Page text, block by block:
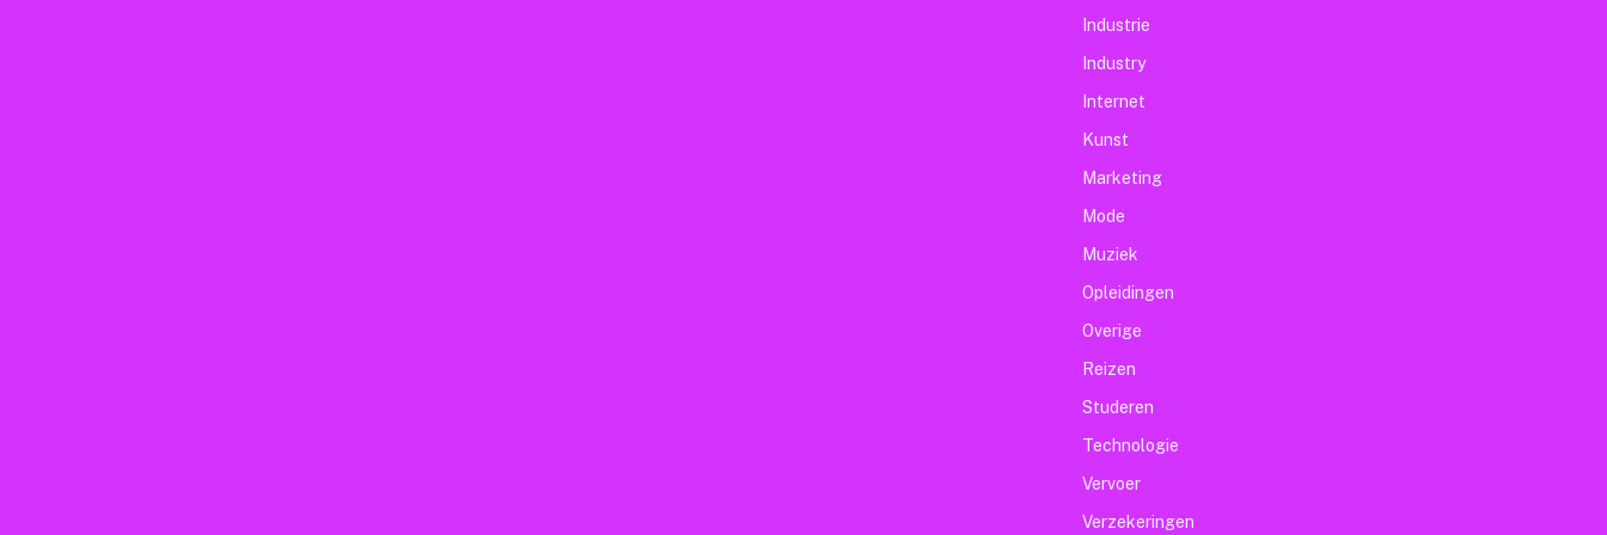
Industrie
Industry
Internet
Kunst
Marketing
Mode
Muziek
Opleidingen
Overige
Reizen
Studeren
Technologie
Vervoer
Verzekeringen